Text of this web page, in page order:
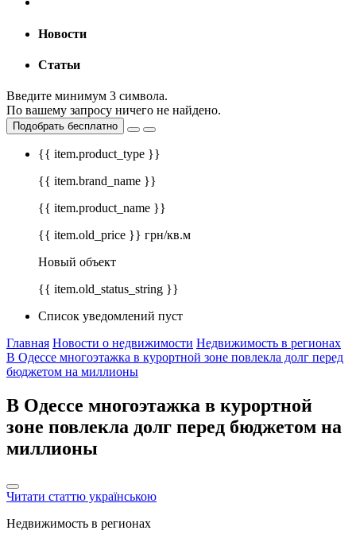
Новости
Статьи
Введите минимум 3 символа.
По вашему запросу ничего не найдено.
Подобрать бесплатно
{{ item.product_type }}
{{ item.brand_name }}
{{ item.product_name }}
{{ item.old_price }} грн/кв.м
Новый объект
{{ item.old_status_string }}
Список уведомлений пуст
Главная Новости о недвижимости Недвижимость в регионах
В Одессе многоэтажка в курортной зоне повлекла долг перед
бюджетом на миллионы
В Одессе многоэтажка в курортной
зоне повлекла долг перед бюджетом на
миллионы
Читати статтю українською
Недвижимость в регионах